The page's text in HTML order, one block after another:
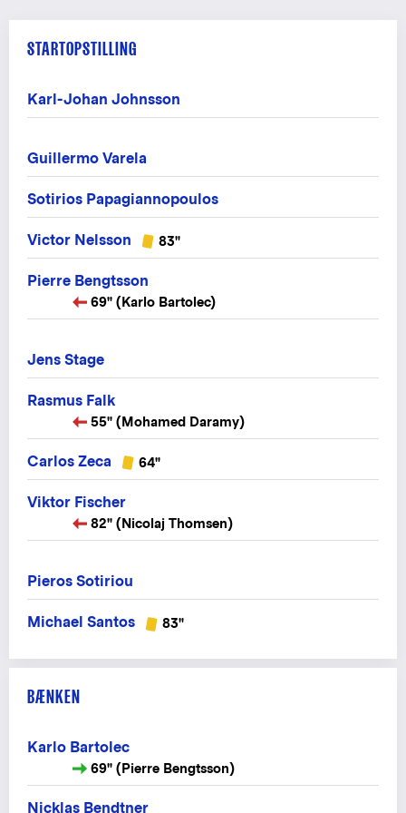
STARTOPSTILLING
Karl-Johan Johnsson
Guillermo Varela
Sotirios Papagiannopoulos
Victor Nelsson 83"
Pierre Bengtsson
69" (Karlo Bartolec)
Jens Stage
Rasmus Falk
55" (Mohamed Daramy)
Carlos Zeca 64"
Viktor Fischer
82" (Nicolaj Thomsen)
Pieros Sotiriou
Michael Santos 83"
BÆNKEN
Karlo Bartolec
69" (Pierre Bengtsson)
Nicklas Bendtner